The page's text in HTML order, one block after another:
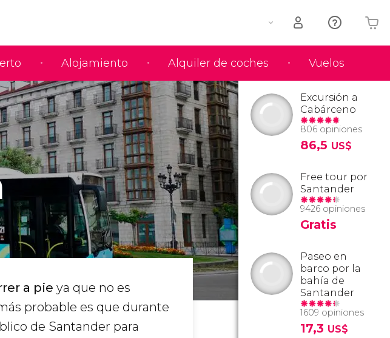
Alojamiento Alquiler de coches Vuelos
Tu carrito está vacío
a pie ya que no es
probable es que durante
de Santander para
Excursión a
Cabárceno
806 opiniones
86,5 US$
Free tour por
Santander
9426 opiniones
Gratis
Paseo en
barco por la
bahía de
Santander
1609 opiniones
17,3 US$